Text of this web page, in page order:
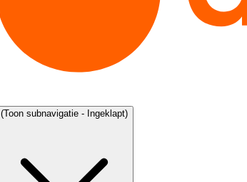
(Toon subnavigatie - Ingeklapt)